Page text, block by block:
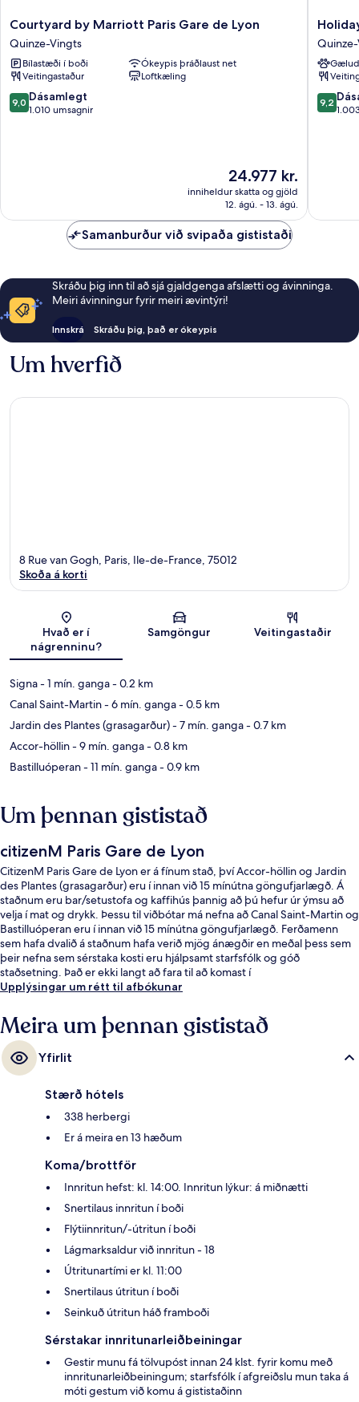
Courtyard
by
Marriott
Paris
Gare
de
Lyon
Courtyard by Marriott Paris Gare de Lyon
Quinze-Vingts
Bílastæði í boði
Ókeypis þráðlaust net
Veitingastaður
Loftkæling
9.0
af
9,0 Dásamlegt
1.010 umsagnir
Verðið
er
24.977 kr.
24.977 kr.
inniheldur skatta og gjöld
12. ágú. - 13. ágú.
Holiday
Inn
Paris
-
Gare
de
Lyon
9.2
af
9,2
Samanburður við svipaða gististaði
Skráðu þig inn til að sjá gjaldgenga afslætti og ávinninga.
Meiri ávinningur fyrir meiri ævintýri!
Innskrá Skráðu þig, það er ókeypis
Um hverfið
Kort
8 Rue van Gogh, Paris, Ile-de-France, 75012
Skoða á korti
Hvað er í
nágrenninu?
Samgöngur Veitingastaðir
Signa- 1 mín. ganga- 0.2 km
Canal Saint-Martin- 6 mín. ganga- 0.5 km
Jardin des Plantes (grasagarður)- 7 mín. ganga- 0.7 km
Accor-höllin- 9 mín. ganga- 0.8 km
Bastilluóperan- 11 mín. ganga- 0.9 km
Um þennan gististað
citizenM Paris Gare de Lyon
CitizenM Paris Gare de Lyon er á fínum stað, því Accor-höllin og Jardin
des Plantes (grasagarður) eru í innan við 15 mínútna göngufjarlægð. Á
staðnum eru bar/setustofa og kaffihús þannig að þú hefur úr ýmsu að
velja í mat og drykk. Þessu til viðbótar má nefna að Canal Saint-Martin og
Bastilluóperan eru í innan við 15 mínútna göngufjarlægð. Ferðamenn
sem hafa dvalið á staðnum hafa verið mjög ánægðir en meðal þess sem
þeir nefna sem sérstaka kosti eru hjálpsamt starfsfólk og góð
staðsetning. Það er ekki langt að fara til að komast í
almenningssamgöngur: Quai de la Rapée lestarstöðin er í 7 mínútna
Upplýsingar um rétt til afbókunar
Meira um þennan gististað
Yfirlit
Stærð hótels
338 herbergi
Er á meira en 13 hæðum
Koma/brottför
Innritun hefst: kl. 14:00. Innritun lýkur: á miðnætti
Snertilaus innritun í boði
Flýtiinnritun/-útritun í boði
Lágmarksaldur við innritun - 18
Útritunartími er kl. 11:00
Snertilaus útritun í boði
Seinkuð útritun háð framboði
Sérstakar innritunarleiðbeiningar
Gestir munu fá tölvupóst innan 24 klst. fyrir komu með
innritunarleiðbeiningum; starfsfólk í afgreiðslu mun taka á
móti gestum við komu á gististaðinn